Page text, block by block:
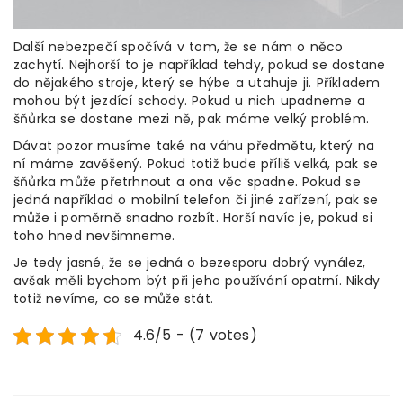
Další nebezpečí spočívá v tom, že se nám o něco
zachytí. Nejhorší to je například tehdy, pokud se dostane
do nějakého stroje, který se hýbe a utahuje ji. Příkladem
mohou být jezdící schody. Pokud u nich upadneme a
šňůrka se dostane mezi ně, pak máme velký problém.
Dávat pozor musíme také na váhu předmětu, který na
ní máme zavěšený. Pokud totiž bude příliš velká, pak se
šňůrka může přetrhnout a ona věc spadne. Pokud se
jedná například o mobilní telefon či jiné zařízení, pak se
může i poměrně snadno rozbít. Horší navíc je, pokud si
toho hned nevšimneme.
Je tedy jasné, že se jedná o bezesporu dobrý vynález,
avšak měli bychom být při jeho používání opatrní. Nikdy
totiž nevíme, co se může stát.
4.6/5 - (7 votes)